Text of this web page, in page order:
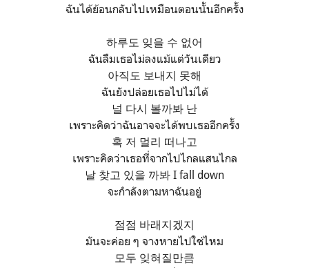
ฉันได้ย้อนกลับไปเหมือนตอนนั้นอีกครั้ง
하루도 잊을 수 없어
ฉันลืมเธอไม่ลงแม้แต่วันเดียว
아직도 보내지 못해
ฉันยังปล่อยเธอไปไม่ได้
널 다시 볼까봐 난
เพราะคิดว่าฉันอาจจะได้พบเธออีกครั้ง
혹 저 멀리 떠나고
เพราะคิดว่าเธอที่จากไปไกลแสนไกล
날 찾고 있을 까봐 I fall down
จะกำลังตามหาฉันอยู่
점점 바래지겠지
มันจะค่อย ๆ จางหายไปใช่ไหม
모두 잊혀질만큼